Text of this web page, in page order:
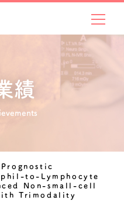
績
Prognostic
to-Lymphocyte
Non-small-cell
Trimodality